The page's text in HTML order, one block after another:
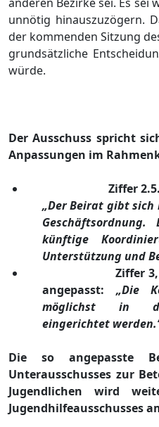
unnötig hinauszuzögern.
der kommenden Sitzung
grundsätzliche
würde.
Der Ausschuss spricht
Anpassungen im Rahme
Ziffer
„Der Beirat gibt sich
Geschäftsordnung.
künftige
Unterstützung und
Ziffer
angepasst:
„Die
möglichst in
eingerichtet
Die so angepasste
Unterausschusses zur
Jugendlichen wird
Jugendhilfeausschusses